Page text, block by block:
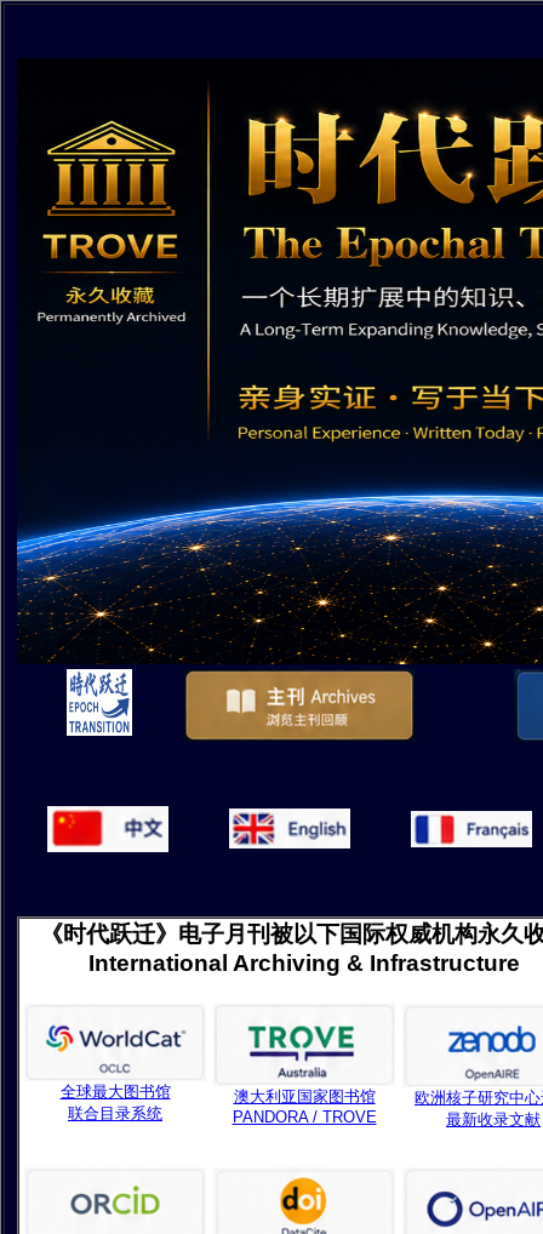
《时代跃迁》电子月刊被以下国际权威机构永久
International Archiving & Infrastructure
全球最大图书馆
联合目录系统
澳大利亚国家图书馆
PANDORA / TROVE
欧洲核子研究中
最新收录文献